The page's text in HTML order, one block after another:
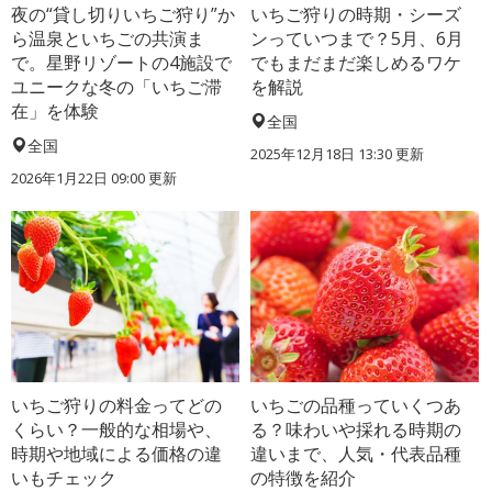
夜の“貸し切りいちご狩り”か
ら温泉といちごの共演ま
で。星野リゾートの4施設で
ユニークな冬の「いちご滞
在」を体験
全国
2026年1月22日 09:00 更新
いちご狩りの時期・シーズ
ンっていつまで？5月、6月
でもまだまだ楽しめるワケ
を解説
全国
2025年12月18日 13:30 更新
いちご狩りの料金ってどの
くらい？一般的な相場や、
時期や地域による価格の違
いもチェック
いちごの品種っていくつあ
る？味わいや採れる時期の
違いまで、人気・代表品種
の特徴を紹介